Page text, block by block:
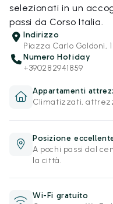
selezionati in un
passi da Corso Italia.
Indirizzo
Piazza Carlo Goldoni,
Numero Hotiday
+390282941859
Appartamenti
Climatizzati,
Posizione
A pochi passi dal
la città.
Wi-Fi gratuito